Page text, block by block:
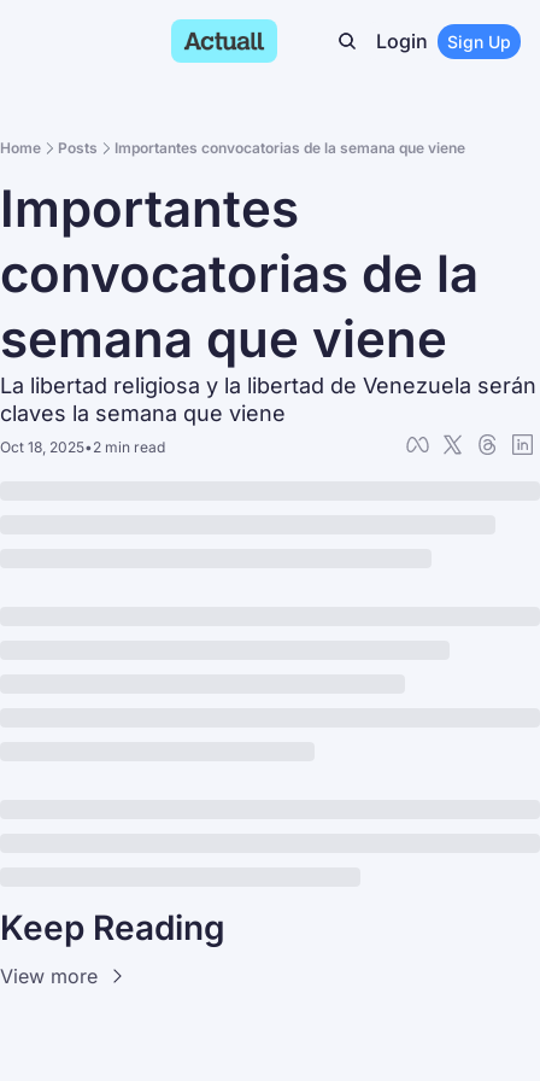
Login Sign Up
Home Posts Importantes convocatorias de la semana que viene
Importantes
convocatorias de la
semana que viene
La libertad religiosa y la libertad de Venezuela serán
claves la semana que viene
Oct 18, 2025•2 min read
Keep Reading
View more